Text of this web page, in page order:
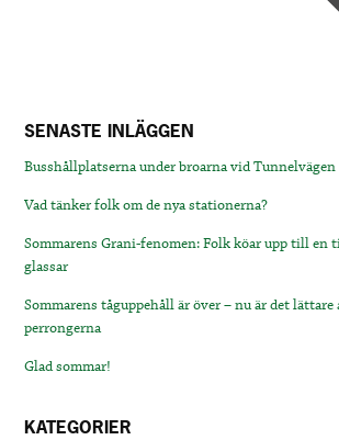
SENASTE INLÄGGEN
Busshållplatserna under broarna vid Tunnelvägen
Vad tänker folk om de nya stationerna?
Sommarens Grani-fenomen: Folk köar upp till en
glassar
Sommarens tåguppehåll är över – nu är det
perrongerna
Glad sommar!
KATEGORIER